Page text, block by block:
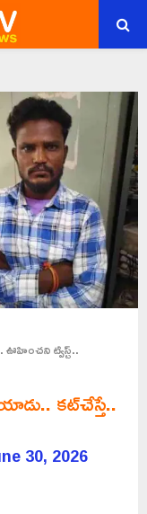
ట్విస్ట్..
కట్‌చేస్తే..
30, 2026